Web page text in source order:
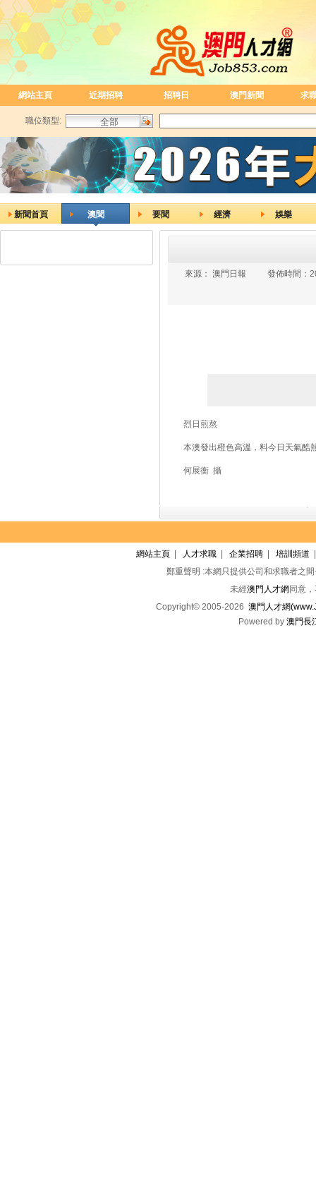
網站主頁 近期招聘 招聘日 澳門新聞 求
職位類型:
新聞首頁 澳聞 要聞 經濟 娛樂
來源： 澳門日報 發佈時間：
烈日煎熬
本澳發出橙色高溫，料今日天氣酷
何展衡 攝
網站主頁 人才求職 企業招聘 培訓頻道
鄭重聲明 :本網只提供公司和求職者之
未經澳門人才網 同意
Copyright© 2005-2026 澳門人才網
Powered by 澳門長